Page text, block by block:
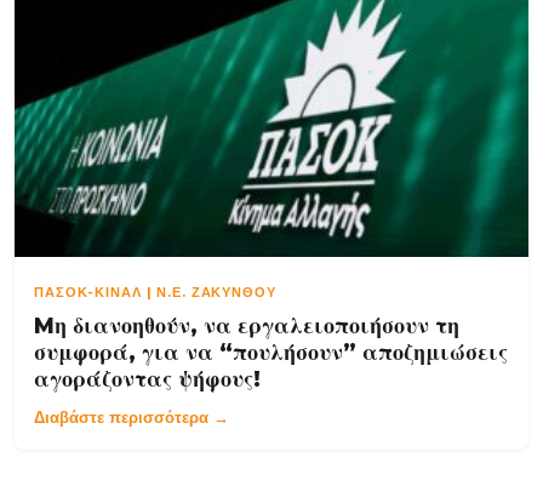
ΠΑΣΟΚ-ΚΙΝΑΛ | Ν.Ε. ΖΑΚΥΝΘΟΥ
Mη διανοηθούν, να εργαλειοποιήσουν τη
συμφορά, για να “πουλήσουν” αποζημιώσεις
αγοράζοντας ψήφους!
Διαβάστε περισσότερα →